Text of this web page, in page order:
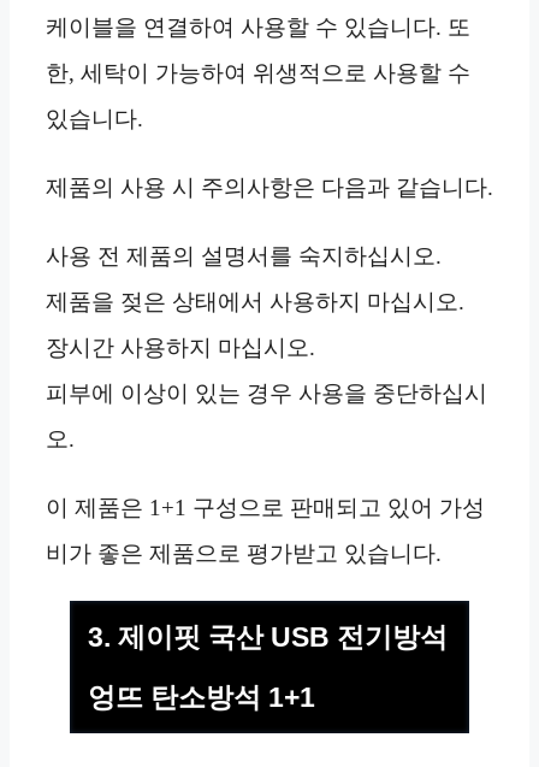
케이블을 연결하여 사용할 수 있습니다. 또
한, 세탁이 가능하여 위생적으로 사용할 수
있습니다.
제품의 사용 시 주의사항은 다음과 같습니다.
사용 전 제품의 설명서를 숙지하십시오.
제품을 젖은 상태에서 사용하지 마십시오.
장시간 사용하지 마십시오.
피부에 이상이 있는 경우 사용을 중단하십시
오.
이 제품은 1+1 구성으로 판매되고 있어 가성
비가 좋은 제품으로 평가받고 있습니다.
3. 제이핏 국산 USB 전기방석
엉뜨 탄소방석 1+1